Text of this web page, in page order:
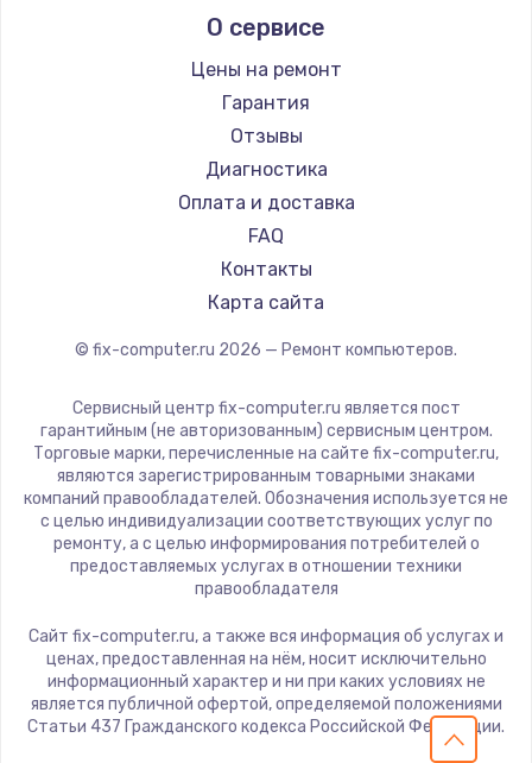
Beelink
CHUWI
О сервисе
Цены на ремонт
Гарантия
Отзывы
Диагностика
Оплата и доставка
FAQ
Контакты
Карта сайта
© fix-computer.ru 2026 — Ремонт компьютеров.
Сервисный центр fix-computer.ru является пост
гарантийным (не авторизованным) сервисным центром.
Торговые марки, перечисленные на сайте fix-computer.ru,
являются зарегистрированным товарными знаками
компаний правообладателей. Обозначения используется не
с целью индивидуализации соответствующих услуг по
ремонту, а с целью информирования потребителей о
предоставляемых услугах в отношении техники
правообладателя
Сайт fix-computer.ru, а также вся информация об услугах и
ценах, предоставленная на нём, носит исключительно
информационный характер и ни при каких условиях не
является публичной офертой, определяемой положениями
Статьи 437 Гражданского кодекса Российской Федерации.